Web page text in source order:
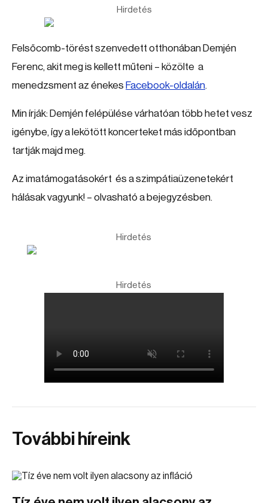
Hirdetés
Felsőcomb-törést szenvedett otthonában Demjén
Ferenc, akit meg is kellett műteni – közölte a
menedzsment az énekes Facebook-oldalán.
Min írják: Demjén felépülése várhatóan több hetet vesz
igénybe, így a lekötött koncerteket más időpontban
tartják majd meg.
Az imatámogatásokért és a szimpátiaüzenetekért
hálásak vagyunk! – olvasható a bejegyzésben.
Hirdetés
Hirdetés
További híreink